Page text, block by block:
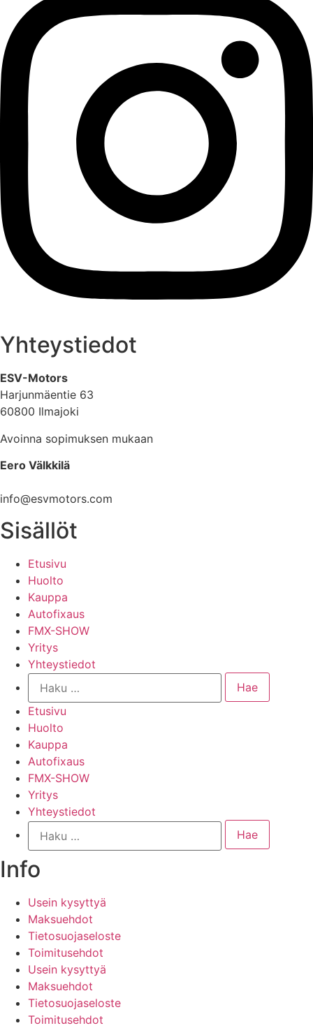
Yhteystiedot
ESV-Motors
Harjunmäentie 63
60800 Ilmajoki
Avoinna sopimuksen mukaan
Eero Välkkilä
info@esvmotors.com
Sisällöt
Etusivu
Huolto
Kauppa
Autofixaus
FMX-SHOW
Yritys
Yhteystiedot
Etusivu
Huolto
Kauppa
Autofixaus
FMX-SHOW
Yritys
Yhteystiedot
Info
Usein kysyttyä
Maksuehdot
Tietosuojaseloste
Toimitusehdot
Usein kysyttyä
Maksuehdot
Tietosuojaseloste
Toimitusehdot